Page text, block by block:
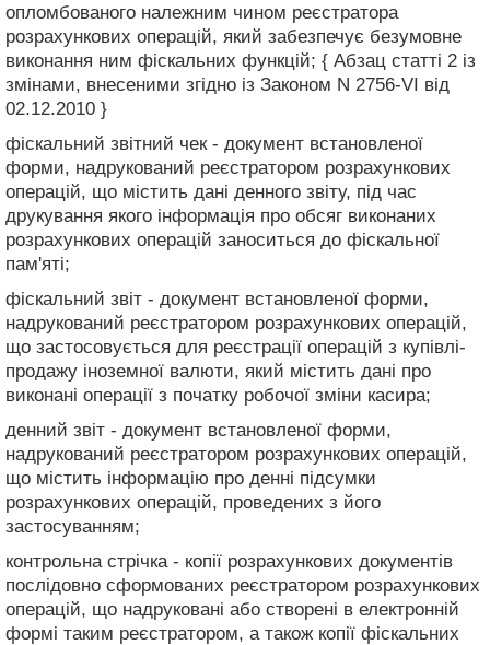
опломбованого належним чином реєстратора
розрахункових операцій, який забезпечує безумовне
виконання ним фіскальних функцій; { Абзац статті 2 із
змінами, внесеними згідно із Законом N 2756-VI від
02.12.2010 }
фіскальний звітний чек - документ встановленої
форми, надрукований реєстратором розрахункових
операцій, що містить дані денного звіту, під час
друкування якого інформація про обсяг виконаних
розрахункових операцій заноситься до фіскальної
пам'яті;
фіскальний звіт - документ встановленої форми,
надрукований реєстратором розрахункових операцій,
що застосовується для реєстрації операцій з купівлі-
продажу іноземної валюти, який містить дані про
виконані операції з початку робочої зміни касира;
денний звіт - документ встановленої форми,
надрукований реєстратором розрахункових операцій,
що містить інформацію про денні підсумки
розрахункових операцій, проведених з його
застосуванням;
контрольна стрічка - копії розрахункових документів
послідовно сформованих реєстратором розрахункових
операцій, що надруковані або створені в електронній
формі таким реєстратором, а також копії фіскальних